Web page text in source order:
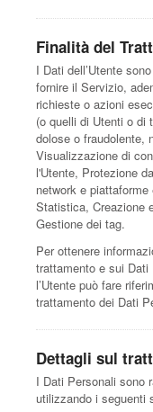
Finalità del
I Dati dell’Utente
fornire il Servizio,
richieste o azioni
(o quelli di Utenti o di
dolose o fraudolente,
Visualizzazione di
l'Utente, Protezione
network e
Statistica, Creazione
Gestione dei tag.
Per ottenere
trattamento e sui
l’Utente può fare
trattamento dei Dati
Dettagli sul
I Dati Personali sono
utilizzando i seguenti